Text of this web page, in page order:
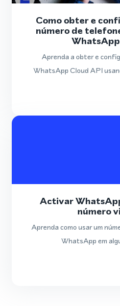
Como obter e
número de
Aprenda a obter e
WhatsApp Cloud API
Activar
número
Aprenda como usar um
WhatsApp em